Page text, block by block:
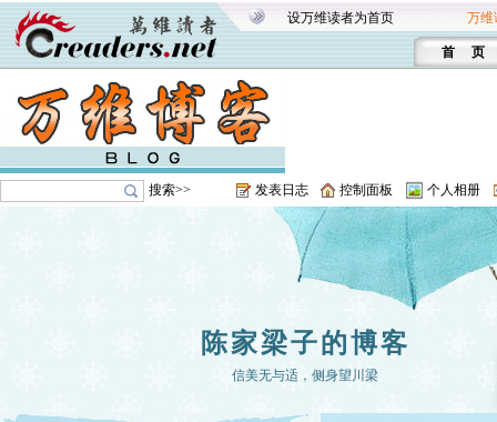
设万维读者为首页 万维
首 页
搜索>> 发表日志 控制面板 个人相册
陈家梁子的博客
信美无与适，侧身望川梁